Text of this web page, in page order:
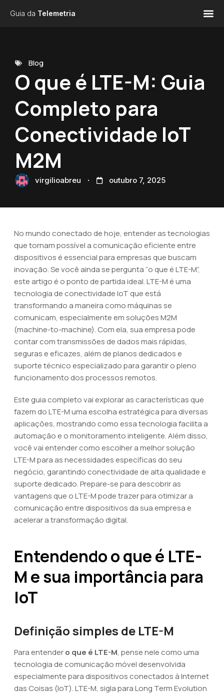
Guia da Telemetria
Blog
O que é LTE-M: Guia
Completo para
Conectividade IoT
M2M
virgilioabreu outubro 7, 2025
No mundo conectado de hoje, entender as tecnologias
que tornam possível a comunicação eficiente entre
dispositivos é essencial para empresas que buscam
inovação. Se você ainda se pergunta “o que é LTE-M”,
este artigo é o ponto de partida ideal. LTE-M é uma
tecnologia de conectividade IoT que está
transformando a maneira como máquinas se
comunicam, especialmente em soluções M2M
(machine-to-machine). Com ela, sua empresa pode
contar com transmissões de dados mais rápidas,
seguras e eficazes, além de planos dedicados e
suporte técnico especializado para garantir o pleno
funcionamento dos processos remotos.
Este guia completo vai explorar as características que
fazem do LTE-M uma escolha estratégica para diversas
aplicações, mostrando como essa tecnologia facilita a
automação e o monitoramento inteligente. Além disso,
você vai entender como escolher a melhor solução
LTE-M para as necessidades específicas do seu
negócio, garantindo conectividade de alta qualidade e
suporte dedicado. Prepare-se para descobrir as
vantagens que o LTE-M pode trazer para otimizar a
comunicação entre dispositivos da sua empresa e
acelerar a transformação digital.
Entendendo o que é LTE-
M e sua importância para
IoT
Definição simples de LTE-M
Para entendero que é LTE-M, pense nele como uma
tecnologia de comunicação móvel desenvolvida
especialmente para dispositivos conectados à Internet
das Coisas (IoT). LTE-M, sigla para Long Term Evolution